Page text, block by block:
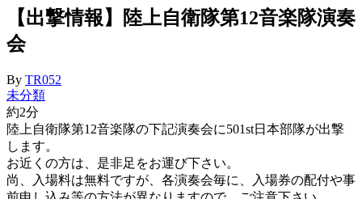
【出撃情報】陸上自衛隊第12音楽隊演奏
会
By TR052
未分類
約2分
陸上自衛隊第12音楽隊の下記演奏会に501st日本部隊が出撃
します。
お近くの方は、是非足をお運び下さい。
尚、入場料は無料ですが、各演奏会毎に、入場券の配付や事